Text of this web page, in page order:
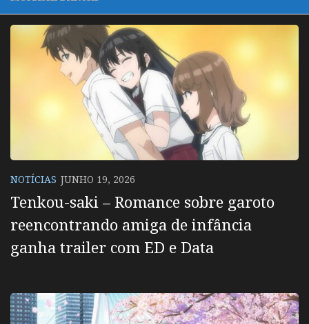
NOTÍCIAS JUNHO 19, 2026
Tenkou-saki – Romance sobre garoto
reencontrando amiga de infância
ganha trailer com ED e Data